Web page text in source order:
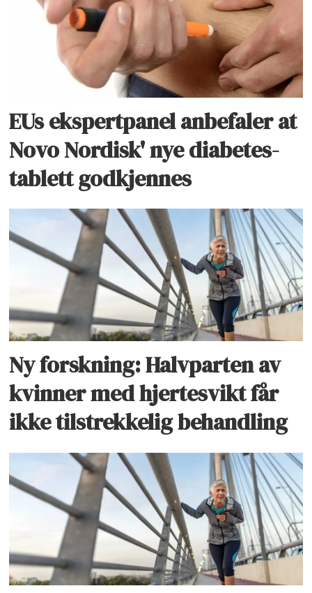
EUs ekspertpanel anbefaler at
Novo Nordisk' nye diabetes-
tablett godkjennes
Ny forskning: Halvparten av
kvinner med hjertesvikt får
ikke tilstrekkelig behandling